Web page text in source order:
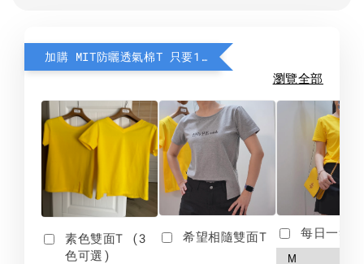
加購 MIT防曬透氣棉T 只要190元
瀏覽全部
素色雙面T (3
色可選)
希望相隨雙面T 每日一笑